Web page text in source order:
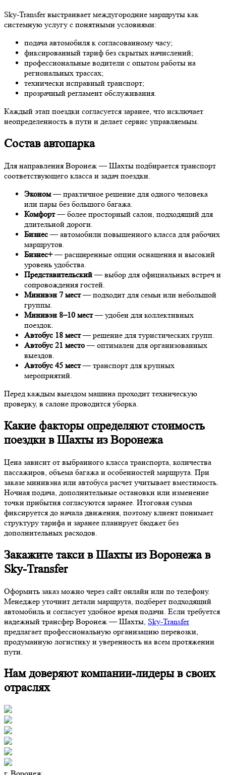
Sky-Transfer выстраивает междугородние маршруты как
системную услугу с понятными условиями:
подача автомобиля к согласованному часу;
фиксированный тариф без скрытых начислений;
профессиональные водители с опытом работы на
региональных трассах;
технически исправный транспорт;
прозрачный регламент обслуживания.
Каждый этап поездки согласуется заранее, что исключает
неопределенность в пути и делает сервис управляемым.
Состав автопарка
Для направления Воронеж — Шахты подбирается транспорт
соответствующего класса и задач поездки.
Эконом— практичное решение для одного человека
или пары без большого багажа.
Комфорт— более просторный салон, подходящий для
длительной дороги.
Бизнес— автомобили повышенного класса для рабочих
маршрутов.
Бизнес+— расширенные опции оснащения и высокий
уровень удобства.
Представительский— выбор для официальных встреч и
сопровождения гостей.
Минивэн 7 мест— подходит для семьи или небольшой
группы.
Минивэн 8–10 мест— удобен для коллективных
поездок.
Автобус 18 мест— решение для туристических групп.
Автобус 21 место— оптимален для организованных
выездов.
Автобус 45 мест— транспорт для крупных
мероприятий.
Перед каждым выездом машина проходит техническую
проверку, в салоне проводится уборка.
Какие факторы определяют стоимость
поездки в Шахты из Воронежа
Цена зависит от выбранного класса транспорта, количества
пассажиров, объема багажа и особенностей маршрута. При
заказе минивэна или автобуса расчет учитывает вместимость.
Ночная подача, дополнительные остановки или изменение
точки прибытия согласуются заранее. Итоговая сумма
фиксируется до начала движения, поэтому клиент понимает
структуру тарифа и заранее планирует бюджет без
дополнительных расходов.
Закажите такси в Шахты из Воронежа в
Sky-Transfer
Оформить заказ можно через сайт онлайн или по телефону.
Менеджер уточнит детали маршрута, подберет подходящий
автомобиль и согласует удобное время подачи. Если требуется
надежный трансфер Воронеж — Шахты, Sky-Transfer
предлагает профессиональную организацию перевозки,
продуманную логистику и уверенность на всем протяжении
пути.
Нам доверяют компании-лидеры в своих
отраслях